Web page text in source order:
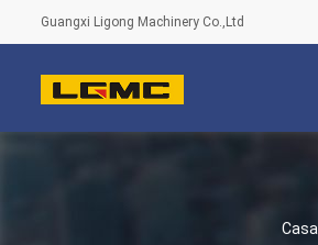
Guangxi Ligong Machinery Co.,Ltd
Casa